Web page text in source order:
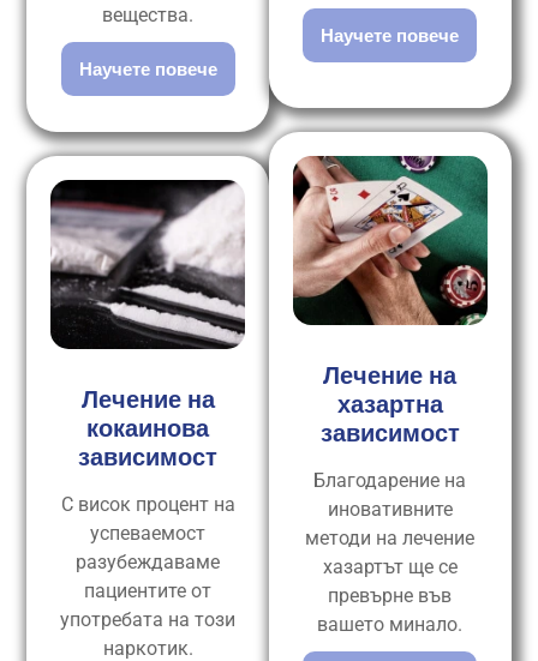
вещества.
Научете повече
Научете повече
Лечение на
кокаинова
зависимост
С висок процент на
успеваемост
разубеждаваме
пациентите от
употребата на този
наркотик.
Лечение на
хазартна
зависимост
Благодарение на
иновативните
методи на лечение
хазартът ще се
превърне във
вашето минало.